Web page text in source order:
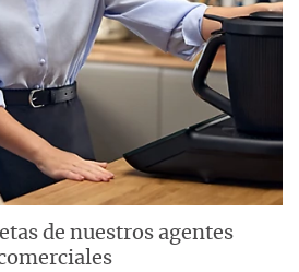
de nuestros agentes